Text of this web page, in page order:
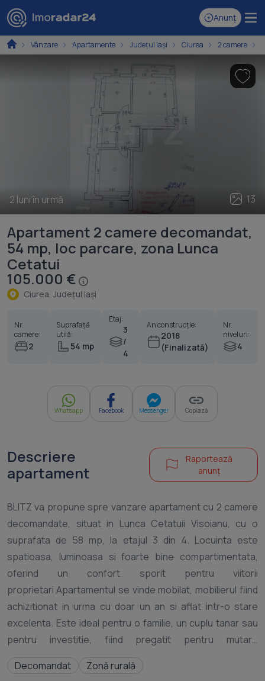
Anunț
Vânzare Apartamente Județul Iași Ciurea 2 camere
2 luni în urmă 13
Apartament 2 camere decomandat,
54 mp, loc parcare, zona Lunca
Cetatui
105.000 €
Ciurea, Judeţul Iaşi
Nr.
camere:
2
Suprafață
utilă:
54 mp
Etaj:
3
/
4
An construcție:
2018
(Finalizată)
Nr.
niveluri:
4
Whatsapp Facebook Messenger Copiază
Descriere
apartament
Raportează
anunț
BLITZ va propune spre vanzare apartament cu 2 camere
decomandate, situat in Lunca Cetatuii Visoianu, cu o
suprafata de 58 mp, la etajul 3 din 4. Locuinta este
spatioasa, luminoasa si foarte bine compartimentata,
oferind un confort sporit pentru viitorii
proprietari.Apartamentul se vinde mobilat, mobilierul fiind
achizitionat in urma cu doar un an si aflat intr-o stare
excelenta. Este ideal pentru o familie, un cuplu tanar sau
pentru investitie, fiind pregatit pentru mutare
imediata apropiere statii pentru transportul in comun,
Decomandat Zonă rurală